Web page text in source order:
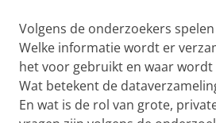
Volgens de onderzoekers
Welke informatie wordt er
het voor gebruikt en waar wordt
Wat betekent de
En wat is de rol van grote,